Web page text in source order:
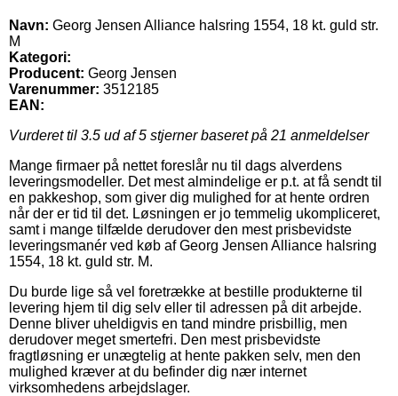
Navn: Georg Jensen Alliance halsring 1554, 18 kt. guld str.
M
Kategori:
Producent: Georg Jensen
Varenummer: 3512185
EAN:
Vurderet til 3.5 ud af 5 stjerner baseret på 21 anmeldelser
Mange firmaer på nettet foreslår nu til dags alverdens
leveringsmodeller. Det mest almindelige er p.t. at få sendt til
en pakkeshop, som giver dig mulighed for at hente ordren
når der er tid til det. Løsningen er jo temmelig ukompliceret,
samt i mange tilfælde derudover den mest prisbevidste
leveringsmanér ved køb af Georg Jensen Alliance halsring
1554, 18 kt. guld str. M.
Du burde lige så vel foretrække at bestille produkterne til
levering hjem til dig selv eller til adressen på dit arbejde.
Denne bliver uheldigvis en tand mindre prisbillig, men
derudover meget smertefri. Den mest prisbevidste
fragtløsning er unægtelig at hente pakken selv, men den
mulighed kræver at du befinder dig nær internet
virksomhedens arbejdslager.